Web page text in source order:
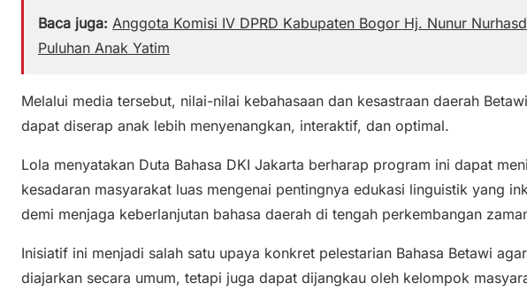
Baca juga: Anggota Komisi IV DPRD Kabupaten Bogor Hj. Nunur
Puluhan Anak Yatim
Melalui media tersebut, nilai-nilai kebahasaan dan kesastraan daerah
dapat diserap anak lebih menyenangkan, interaktif, dan optimal.
Lola menyatakan Duta Bahasa DKI Jakarta berharap program ini dapat
kesadaran masyarakat luas mengenai pentingnya edukasi linguistik yang
demi menjaga keberlanjutan bahasa daerah di tengah perkembangan
Inisiatif ini menjadi salah satu upaya konkret pelestarian Bahasa Betawi
diajarkan secara umum, tetapi juga dapat dijangkau oleh kelompok